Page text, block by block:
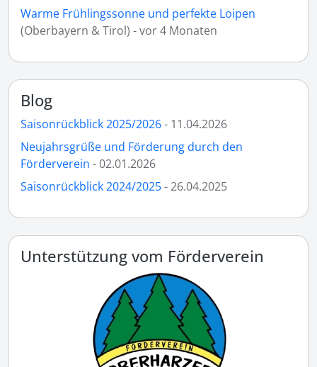
Warme Frühlingssonne und perfekte Loipen
(Oberbayern & Tirol) - vor 4 Monaten
Blog
Saisonrückblick 2025/2026- 11.04.2026
Neujahrsgrüße und Förderung durch den
Förderverein - 02.01.2026
Saisonrückblick 2024/2025- 26.04.2025
Unterstützung vom Förderverein